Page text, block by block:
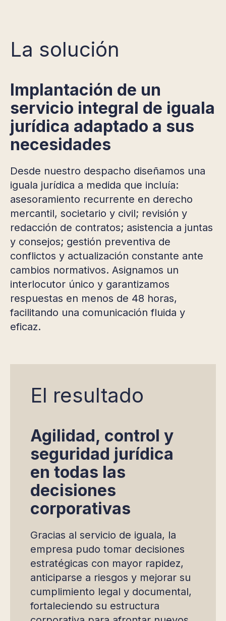
La solución
Implantación de un
servicio integral de iguala
jurídica adaptado a sus
necesidades
Desde nuestro despacho diseñamos una
iguala jurídica a medida que incluía:
asesoramiento recurrente en derecho
mercantil, societario y civil; revisión y
redacción de contratos; asistencia a juntas
y consejos; gestión preventiva de
conflictos y actualización constante ante
cambios normativos. Asignamos un
interlocutor único y garantizamos
respuestas en menos de 48 horas,
facilitando una comunicación fluida y
eficaz.
El resultado
Agilidad, control y
seguridad jurídica
en todas las
decisiones
corporativas
Gracias al servicio de iguala, la
empresa pudo tomar decisiones
estratégicas con mayor rapidez,
anticiparse a riesgos y mejorar su
cumplimiento legal y documental,
fortaleciendo su estructura